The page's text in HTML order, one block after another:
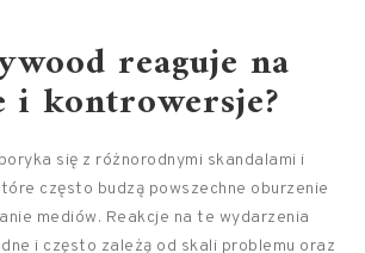
reaguje na
i kontrowersje?
się z różnorodnymi skandalami i
często budzą powszechne oburzenie
mediów. Reakcje na te wydarzenia
i często zależą od skali problemu oraz